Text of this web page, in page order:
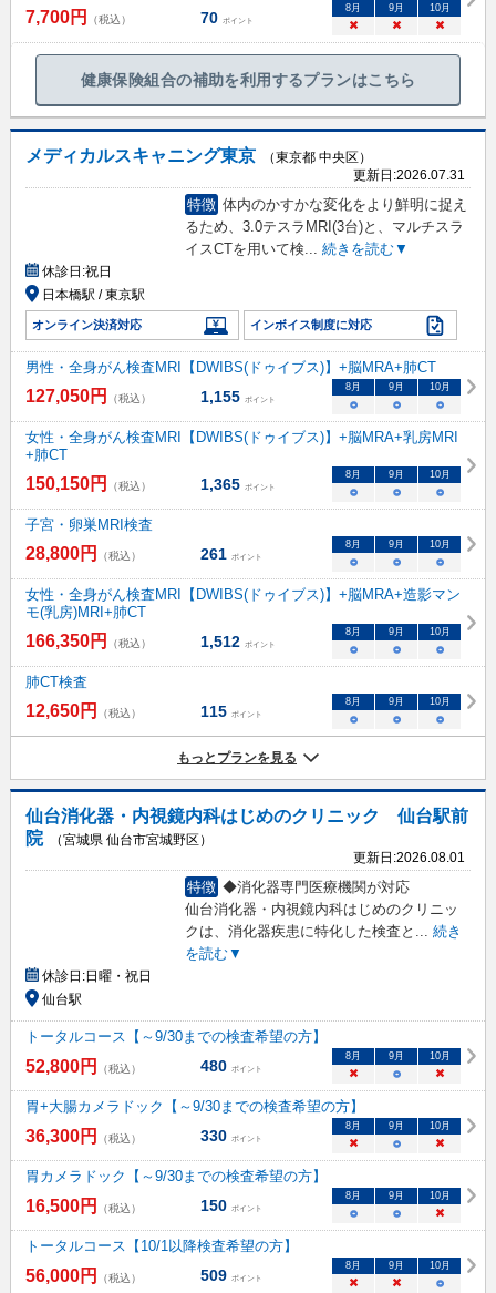
7,700円 （税込） 70 ポイント
8 月 9 月 10月
× × ×
健康保険組合の補助を利用するプランはこちら
メディカルスキャニング東京
（東京都 中央区）
更新日:2026.07.31
特徴 体内のかすかな変化をより鮮明に捉え
るため、3.0テスラMRI(3台)と、マルチスラ
イスCTを用いて検
続きを読む▼
休診日:祝日
日本橋駅 / 東京駅
オンライン決済対応 インボイス制度に対応
男性・全身がん検査MRI【DWIBS(ドゥイブス)】+脳MRA+肺CT
127,050円 （税込） 1,155 ポイント
8 月 9 月 10月
○ ○ ○
女性・全身がん検査MRI【DWIBS(ドゥイブス)】+脳MRA+乳房MRI
+肺CT
150,150円 （税込） 1,365 ポイント
8 月 9 月 10月
○ ○ ○
子宮・卵巣MRI検査
28,800円 （税込） 261 ポイント
8 月 9 月 10月
○ ○ ○
女性・全身がん検査MRI【DWIBS(ドゥイブス)】+脳MRA+造影マン
モ(乳房)MRI+肺CT
166,350円 （税込） 1,512 ポイント
8 月 9 月 10月
○ ○ ○
肺CT検査
12,650円 （税込） 115 ポイント
8 月 9 月 10月
○ ○ ○
もっとプランを見る
仙台消化器・内視鏡内科はじめのクリニック 仙台駅前
院
（宮城県 仙台市宮城野区）
更新日:2026.08.01
特徴 ◆消化器専門医療機関が対応
仙台消化器・内視鏡内科はじめのクリニッ
クは、消化器疾患に特化した検査と ... 続き
を読む▼
休診日:日曜・祝日
仙台駅
トータルコース【～9/30までの検査希望の方】
52,800円 （税込） 480 ポイント
8月 9月 10月
× ○ ×
胃+大腸カメラドック【～9/30までの検査希望の方】
36,300円 （税込） 330 ポイント
8月 9月 10月
× ○ ×
胃カメラドック【～9/30までの検査希望の方】
16,500円 （税込） 150 ポイント
8月 9月 10月
○ ○ ×
トータルコース【10/1以降検査希望の方】
56,000円 （税込） 509 ポイント
8月 9月 10月
× × ○